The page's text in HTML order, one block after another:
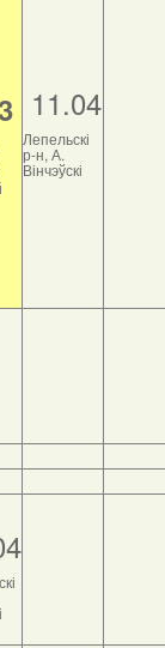
11.04
Лепельскі
р-н, А.
Вінчэўскі